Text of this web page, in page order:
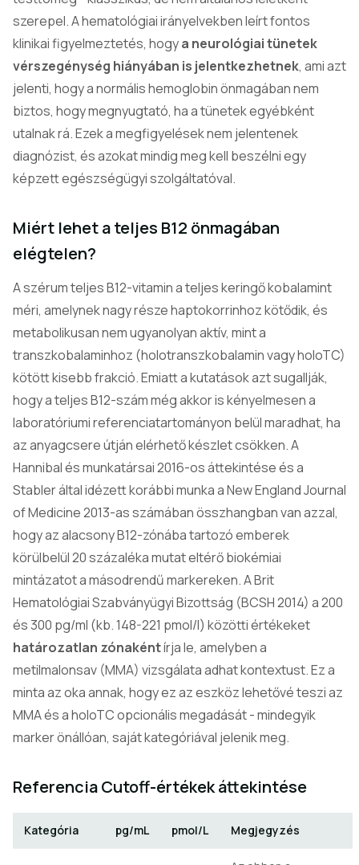
szerepel. A hematológiai irányelvekben leírt fontos
klinikai figyelmeztetés, hogya neurológiai tünetek
vérszegénység hiányában is jelentkezhetnek, ami azt
jelenti, hogy a normális hemoglobin önmagában nem
biztos, hogy megnyugtató, ha a tünetek egyébként
utalnak rá. Ezek a megfigyelések nem jelentenek
diagnózist, és azokat mindig meg kell beszélni egy
képzett egészségügyi szolgáltatóval.
Miért lehet a teljes B12 önmagában
elégtelen?
A szérum teljes B12-vitamin a teljes keringő kobalamint
méri, amelynek nagy része haptokorrinhoz kötődik, és
metabolikusan nem ugyanolyan aktív, mint a
transzkobalaminhoz (holotranszkobalamin vagy holoTC)
kötött kisebb frakció. Emiatt a kutatások azt sugallják,
hogy a teljes B12-szám még akkor is kényelmesen a
laboratóriumi referenciatartományon belül maradhat, ha
az anyagcsere útján elérhető készlet csökken. A
Hannibal és munkatársai 2016-os áttekintése és a
Stabler által idézett korábbi munka a New England Journal
of Medicine 2013-as számában összhangban van azzal,
hogy az alacsony B12-zónába tartozó emberek
körülbelül 20 százaléka mutat eltérő biokémiai
mintázatot a másodrendű markereken. A Brit
Hematológiai Szabványügyi Bizottság (BCSH 2014) a 200
és 300 pg/ml (kb. 148-221 pmol/l) közötti értékeket
határozatlan zónakéntírja le, amelyben a
metilmalonsav (MMA) vizsgálata adhat kontextust. Ez a
minta az oka annak, hogy ez az eszköz lehetővé teszi az
MMA és a holoTC opcionális megadását - mindegyik
marker önállóan, saját kategóriával jelenik meg.
Referencia Cutoff-értékek áttekintése
Kategória pg/mL pmol/L Megjegyzés